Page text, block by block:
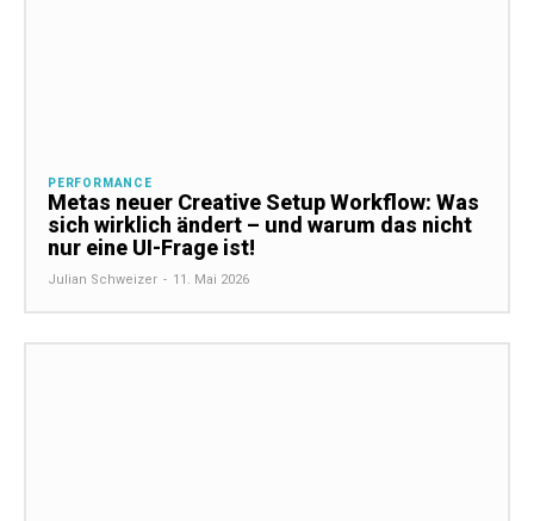
PERFORMANCE
Metas neuer Creative Setup Workflow: Was
sich wirklich ändert – und warum das nicht
nur eine UI-Frage ist!
Julian Schweizer - 11. Mai 2026